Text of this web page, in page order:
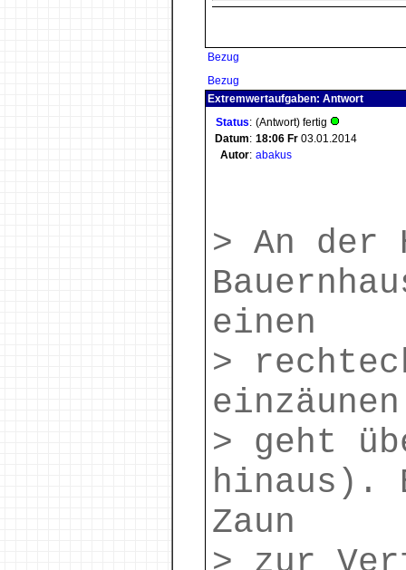
Bezug
Bezug
Extremwertaufgaben: Antwort
Status: (Antwort) fertig
Datum: 18:06 Fr 03.01.2014
Autor: abakus
> An der
einen
>
> geht
hinaus).
Zaun